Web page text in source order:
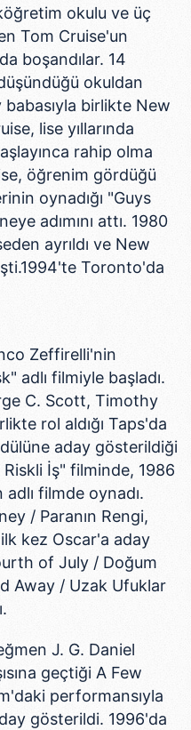
okulu ve üç
Tom Cruise'un
boşandılar. 14
okuldan
babasıyla birlikte New
lise yıllarında
rahip olma
öğrenim gördüğü
oynadığı "Guys
adımını attı. 1980
ayrıldı ve New
Toronto'da
Zeffirelli'nin
adlı filmiyle başladı.
C. Scott, Timothy
rol aldığı Taps'da
aday gösterildiği
İş" filminde, 1986
adlı filmde oynadı.
/ Paranın Rengi,
kez Oscar'a aday
of July / Doğum
Away / Uzak Ufuklar
J. G. Daniel
geçtiği A Few
performansıyla
gösterildi. 1996'da